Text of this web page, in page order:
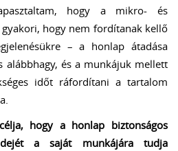
hogy a mikro- és
hogy nem fordítanak kellő
– a honlap átadása
alábbhagy, és a munkájuk mellett
időt ráfordítani a tartalom
hogy a honlap biztonságos
a saját munkájára tudja